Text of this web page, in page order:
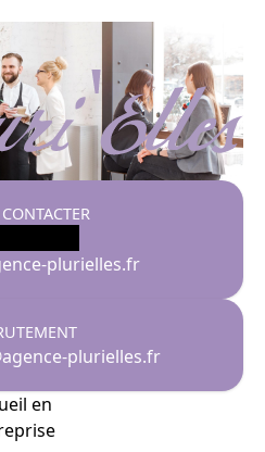
en
plurielles.fr
plurielles.fr